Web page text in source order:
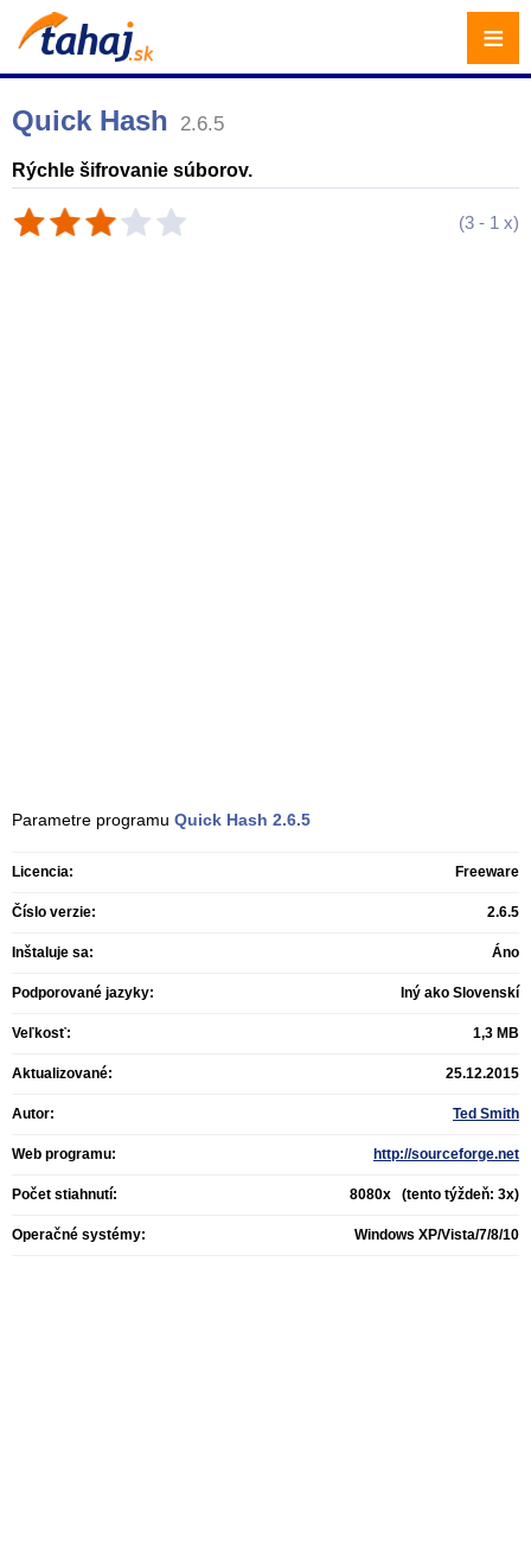
Quick Hash 2.6.5
Rýchle šifrovanie súborov.
(3 - 1 x)
Parametre programu Quick Hash 2.6.5
Licencia: Freeware
Číslo verzie: 2.6.5
Inštaluje sa: Áno
Podporované jazyky: Iný ako Slovenskí
Veľkosť: 1,3 MB
Aktualizované: 25.12.2015
Autor: Ted Smith
Web programu: http://sourceforge.net
Počet stiahnutí: 8080x (tento týždeň: 3x)
Operačné systémy: Windows XP/Vista/7/8/10
≡